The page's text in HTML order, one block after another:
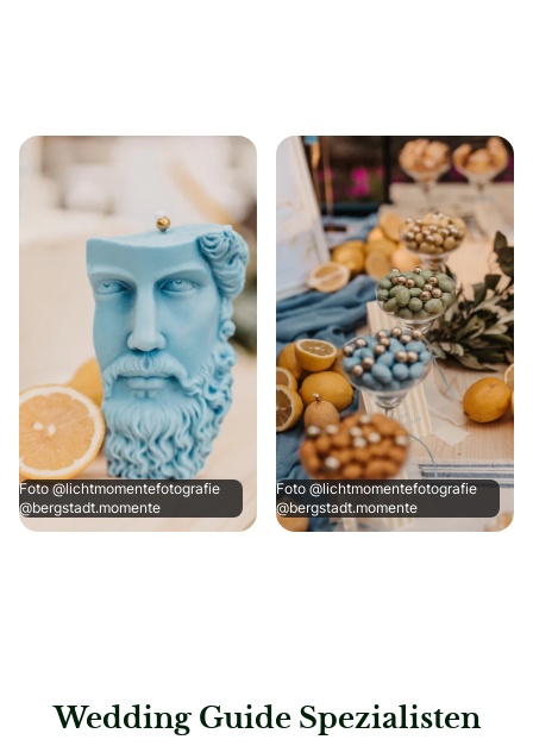
Foto @lichtmomentefotografie
@bergstadt.momente
Foto @lichtmomentefotografie
@bergstadt.momente
Wedding Guide Spezialisten